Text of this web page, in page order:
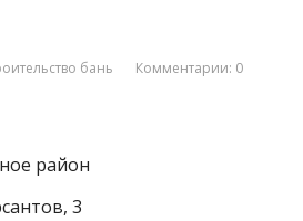
бань Комментарии: 0
район
3